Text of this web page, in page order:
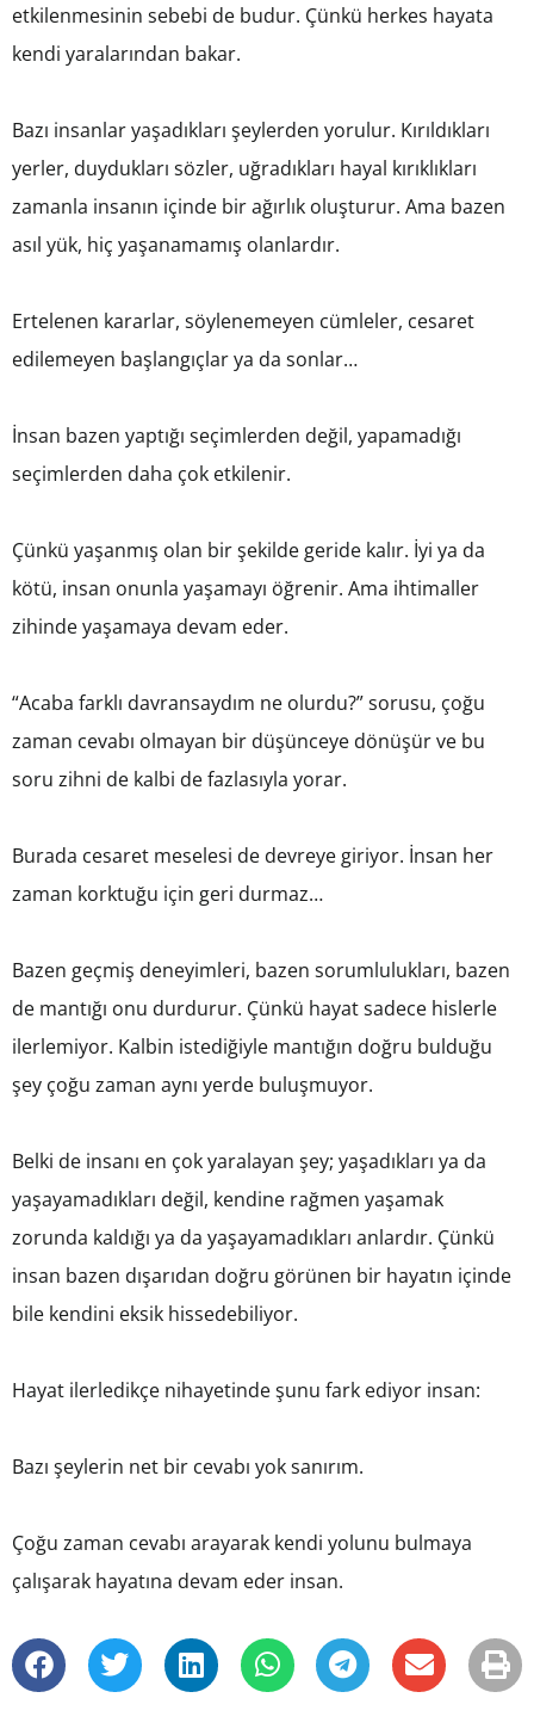
etkilenmesinin sebebi de budur. Çünkü herkes hayata
kendi yaralarından bakar.
Bazı insanlar yaşadıkları şeylerden yorulur. Kırıldıkları
yerler, duydukları sözler, uğradıkları hayal kırıklıkları
zamanla insanın içinde bir ağırlık oluşturur. Ama bazen
asıl yük, hiç yaşanamamış olanlardır.
Ertelenen kararlar, söylenemeyen cümleler, cesaret
edilemeyen başlangıçlar ya da sonlar…
İnsan bazen yaptığı seçimlerden değil, yapamadığı
seçimlerden daha çok etkilenir.
Çünkü yaşanmış olan bir şekilde geride kalır. İyi ya da
kötü, insan onunla yaşamayı öğrenir. Ama ihtimaller
zihinde yaşamaya devam eder.
“Acaba farklı davransaydım ne olurdu?” sorusu, çoğu
zaman cevabı olmayan bir düşünceye dönüşür ve bu
soru zihni de kalbi de fazlasıyla yorar.
Burada cesaret meselesi de devreye giriyor. İnsan her
zaman korktuğu için geri durmaz…
Bazen geçmiş deneyimleri, bazen sorumlulukları, bazen
de mantığı onu durdurur. Çünkü hayat sadece hislerle
ilerlemiyor. Kalbin istediğiyle mantığın doğru bulduğu
şey çoğu zaman aynı yerde buluşmuyor.
Belki de insanı en çok yaralayan şey; yaşadıkları ya da
yaşayamadıkları değil, kendine rağmen yaşamak
zorunda kaldığı ya da yaşayamadıkları anlardır. Çünkü
insan bazen dışarıdan doğru görünen bir hayatın içinde
bile kendini eksik hissedebiliyor.
Hayat ilerledikçe nihayetinde şunu fark ediyor insan:
Bazı şeylerin net bir cevabı yok sanırım.
Çoğu zaman cevabı arayarak kendi yolunu bulmaya
çalışarak hayatına devam eder insan.